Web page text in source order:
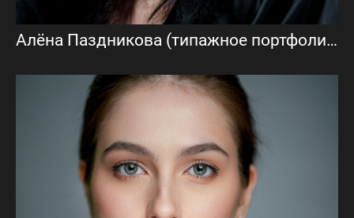
Алёна Паздникова (типажное портфолио)